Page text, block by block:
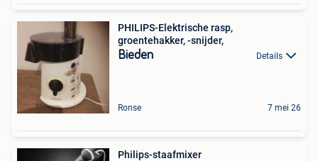
PHILIPS-Elektrische rasp,
groentehakker, -snijder,
Bieden Details
Ronse 7 mei 26
Philips-staafmixer